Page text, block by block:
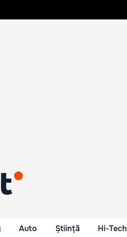
Auto Știință Hi-Tech